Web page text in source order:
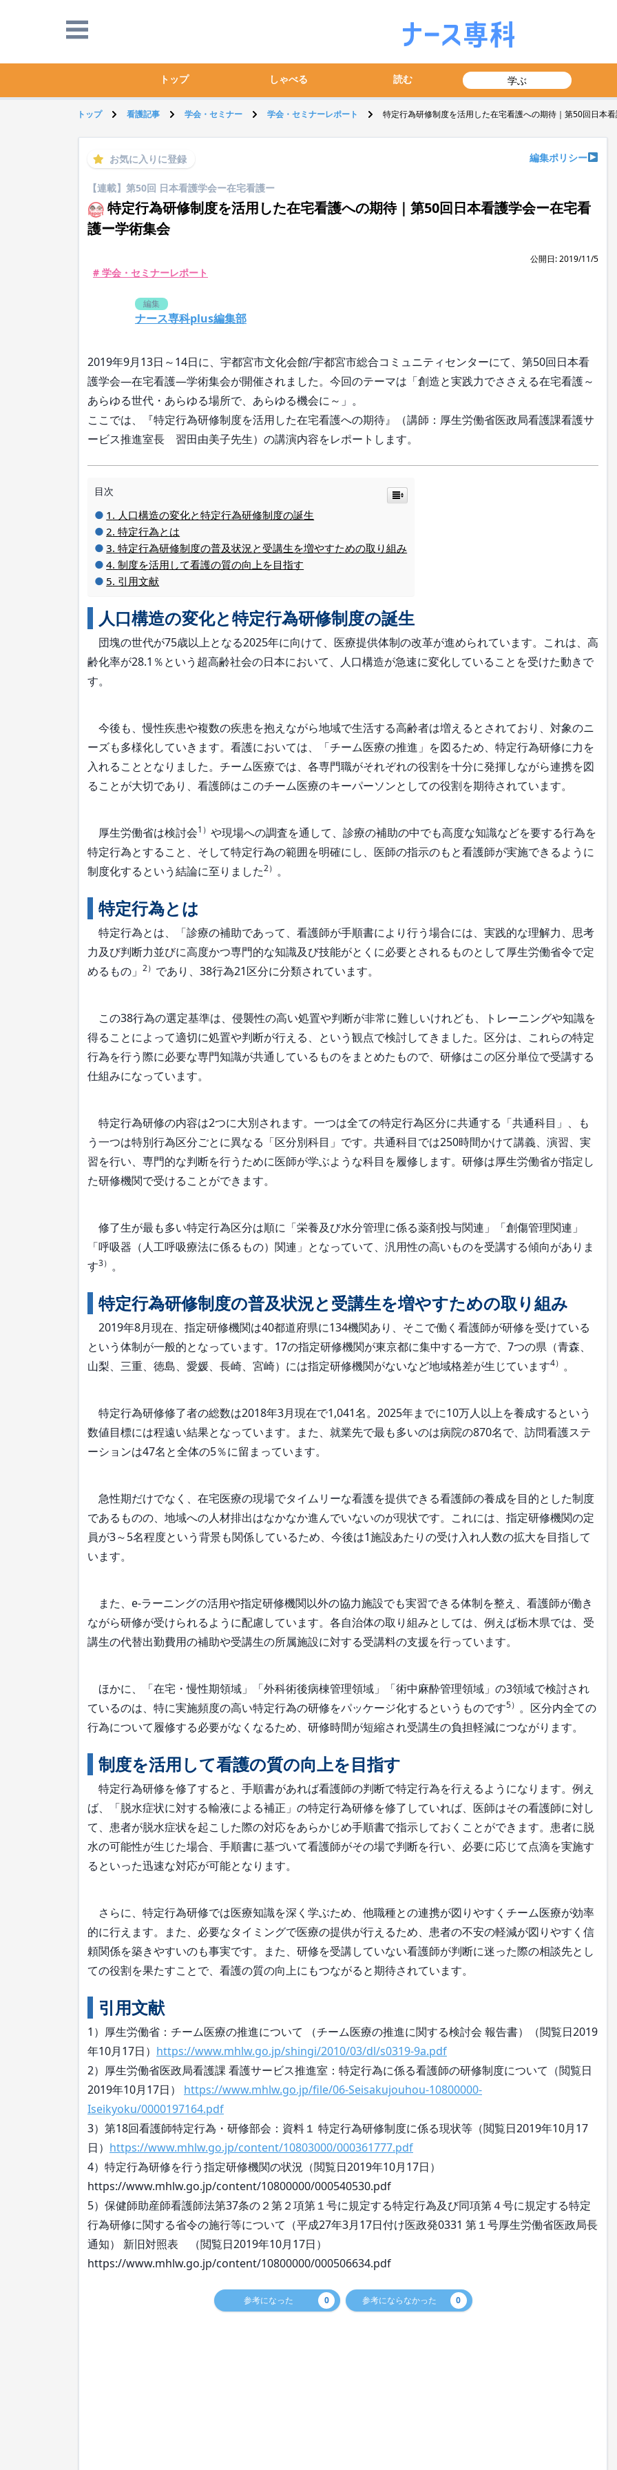
トップ しゃべる 読む 学ぶ
トップ 看護記事 学会・セミナー 学会・セミナーレポート 特定行為研修制度を活用した在宅看護への期待｜第50回日本
お気に入りに登録 編集ポリシー
【連載】第50回 日本看護学会ー在宅看護ー
特定行為研修制度を活用した在宅看護への期待｜第50回日本看護学会ー在宅看
護ー学術集会
公開日: 2019/11/5
# 学会・セミナーレポート
編集
ナース専科plus編集部
2019年9月13日～14日に、宇都宮市文化会館/宇都宮市総合コミュニティセンターにて、第50回日本看
護学会―在宅看護―学術集会が開催されました。今回のテーマは「創造と実践力でささえる在宅看護～
あらゆる世代・あらゆる場所で、あらゆる機会に～」。
ここでは、『特定行為研修制度を活用した在宅看護への期待』（講師：厚生労働省医政局看護課看護サ
ービス推進室長 習田由美子先生）の講演内容をレポートします。
目次
人口構造の変化と特定行為研修制度の誕生
特定行為とは
特定行為研修制度の普及状況と受講生を増やすための取り組み
制度を活用して看護の質の向上を目指す
引用文献
人口構造の変化と特定行為研修制度の誕生
団塊の世代が75歳以上となる2025年に向けて、医療提供体制の改革が進められています。これは、高
齢化率が28.1％という超高齢社会の日本において、人口構造が急速に変化していることを受けた動きで
す。
今後も、慢性疾患や複数の疾患を抱えながら地域で生活する高齢者は増えるとされており、対象のニ
ーズも多様化していきます。看護においては、「チーム医療の推進」を図るため、特定行為研修に力を
入れることとなりました。チーム医療では、各専門職がそれぞれの役割を十分に発揮しながら連携を図
ることが大切であり、看護師はこのチーム医療のキーパーソンとしての役割を期待されています。
厚生労働省は検討会1） や現場への調査を通して、診療の補助の中でも高度な知識などを要する行為を
特定行為とすること、そして特定行為の範囲を明確にし、医師の指示のもと看護師が実施できるように
制度化するという結論に至りました2） 。
特定行為とは
特定行為とは、「診療の補助であって、看護師が手順書により行う場合には、実践的な理解力、思考
力及び判断力並びに高度かつ専門的な知識及び技能がとくに必要とされるものとして厚生労働省令で定
めるもの」 2） であり、38行為21区分に分類されています。
この38行為の選定基準は、侵襲性の高い処置や判断が非常に難しいけれども、トレーニングや知識を
得ることによって適切に処置や判断が行える、という観点で検討してきました。区分は、これらの特定
行為を行う際に必要な専門知識が共通しているものをまとめたもので、研修はこの区分単位で受講する
仕組みになっています。
特定行為研修の内容は2つに大別されます。一つは全ての特定行為区分に共通する「共通科目」、も
う一つは特別行為区分ごとに異なる「区分別科目」です。共通科目では250時間かけて講義、演習、実
習を行い、専門的な判断を行うために医師が学ぶような科目を履修します。研修は厚生労働省が指定し
た研修機関で受けることができます。
修了生が最も多い特定行為区分は順に「栄養及び水分管理に係る薬剤投与関連」「創傷管理関連」
「呼吸器（人工呼吸療法に係るもの）関連」となっていて、汎用性の高いものを受講する傾向がありま
す3） 。
特定行為研修制度の普及状況と受講生を増やすための取り組み
2019年8月現在、指定研修機関は40都道府県に134機関あり、そこで働く看護師が研修を受けている
という体制が一般的となっています。17の指定研修機関が東京都に集中する一方で、7つの県（青森、
山梨、三重、徳島、愛媛、長崎、宮崎）には指定研修機関がないなど地域格差が生じています4） 。
特定行為研修修了者の総数は2018年3月現在で1,041名。2025年までに10万人以上を養成するという
数値目標には程遠い結果となっています。また、就業先で最も多いのは病院の870名で、訪問看護ステ
ーションは47名と全体の5％に留まっています。
急性期だけでなく、在宅医療の現場でタイムリーな看護を提供できる看護師の養成を目的とした制度
であるものの、地域への人材排出はなかなか進んでいないのが現状です。これには、指定研修機関の定
員が3～5名程度という背景も関係しているため、今後は1施設あたりの受け入れ人数の拡大を目指して
います。
また、e-ラーニングの活用や指定研修機関以外の協力施設でも実習できる体制を整え、看護師が働き
ながら研修が受けられるように配慮しています。各自治体の取り組みとしては、例えば栃木県では、受
講生の代替出勤費用の補助や受講生の所属施設に対する受講料の支援を行っています。
ほかに、「在宅・慢性期領域」「外科術後病棟管理領域」「術中麻酔管理領域」の3領域で検討され
ているのは、特に実施頻度の高い特定行為の研修をパッケージ化するというものです5） 。区分内全ての
行為について履修する必要がなくなるため、研修時間が短縮され受講生の負担軽減につながります。
制度を活用して看護の質の向上を目指す
特定行為研修を修了すると、手順書があれば看護師の判断で特定行為を行えるようになります。例え
ば、「脱水症状に対する輸液による補正」の特定行為研修を修了していれば、医師はその看護師に対し
て、患者が脱水症状を起こした際の対応をあらかじめ手順書で指示しておくことができます。患者に脱
水の可能性が生じた場合、手順書に基づいて看護師がその場で判断を行い、必要に応じて点滴を実施す
るといった迅速な対応が可能となります。
さらに、特定行為研修では医療知識を深く学ぶため、他職種との連携が図りやすくチーム医療が効率
的に行えます。また、必要なタイミングで医療の提供が行えるため、患者の不安の軽減が図りやすく信
頼関係を築きやすいのも事実です。また、研修を受講していない看護師が判断に迷った際の相談先とし
ての役割を果たすことで、看護の質の向上にもつながると期待されています。
引用文献
1）厚生労働省：チーム医療の推進について （チーム医療の推進に関する検討会 報告書）（閲覧日2019
年10月17日） https://www.mhlw.go.jp/shingi/2010/03/dl/s0319-9a.pdf
2）厚生労働省医政局看護課 看護サービス推進室：特定行為に係る看護師の研修制度について（閲覧日
2019年10月17日） https://www.mhlw.go.jp/file/06-Seisakujouhou-10800000-
Iseikyoku/0000197164.pdf
3）第18回看護師特定行為・研修部会：資料１ 特定行為研修制度に係る現状等（閲覧日2019年10月17
日） https://www.mhlw.go.jp/content/10803000/000361777.pdf
4）特定行為研修を行う指定研修機関の状況（閲覧日2019年10月17日）
https://www.mhlw.go.jp/content/10800000/000540530.pdf
5）保健師助産師看護師法第37条の２第２項第１号に規定する特定行為及び同項第４号に規定する特定
行為研修に関する省令の施行等について（平成27年3月17日付け医政発0331 第１号厚生労働省医政局長
通知） 新旧対照表 （閲覧日2019年10月17日）
https://www.mhlw.go.jp/content/10800000/000506634.pdf
参考になった 0 参考にならなかった 0